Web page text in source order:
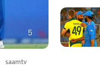
saamtv